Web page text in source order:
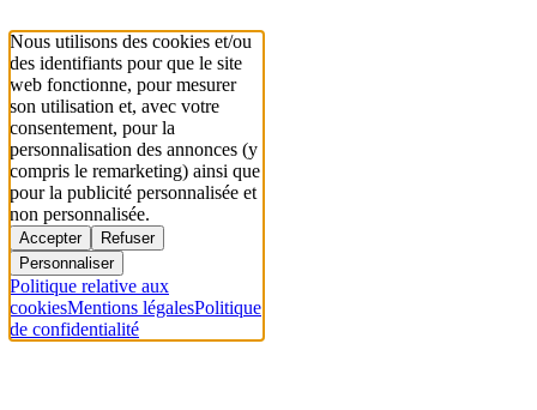
Nous utilisons des cookies et/ou
des identifiants pour que le site
web fonctionne, pour mesurer
son utilisation et, avec votre
consentement, pour la
personnalisation des annonces (y
compris le remarketing) ainsi que
pour la publicité personnalisée et
non personnalisée.
Accepter
Refuser
Personnaliser
Politique relative aux
cookiesMentions légalesPolitique
de confidentialité